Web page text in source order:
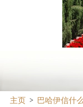
主页 巴哈伊信什